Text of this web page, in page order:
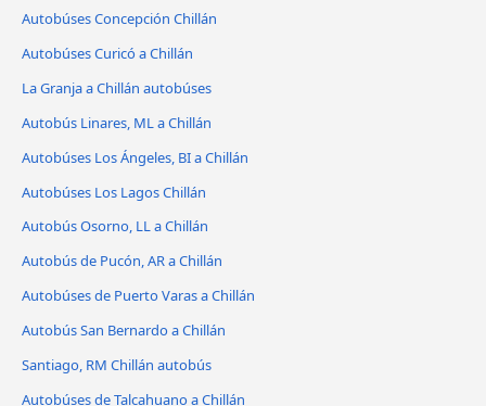
Autobúses Concepción Chillán
Autobúses Curicó a Chillán
La Granja a Chillán autobúses
Autobús Linares, ML a Chillán
Autobúses Los Ángeles, BI a Chillán
Autobúses Los Lagos Chillán
Autobús Osorno, LL a Chillán
Autobús de Pucón, AR a Chillán
Autobúses de Puerto Varas a Chillán
Autobús San Bernardo a Chillán
Santiago, RM Chillán autobús
Autobúses de Talcahuano a Chillán